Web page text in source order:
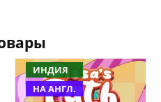
ИНДИЯ
НА АНГЛ.